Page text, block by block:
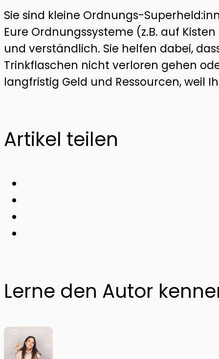
Sie sind kleine Ordnungs-
Eure Ordnungssysteme (z.B. auf
und verständlich. Sie helfen dabei,
Trinkflaschen nicht verloren gehen
langfristig Geld und Ressourcen, weil
Artikel teilen
Lerne den Autor